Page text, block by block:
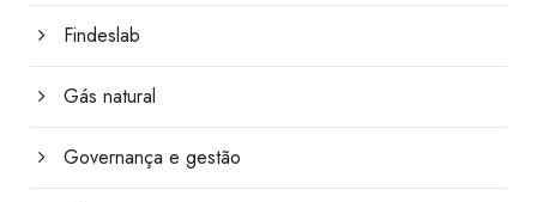
Findeslab
Gás natural
Governança e gestão